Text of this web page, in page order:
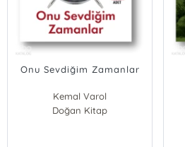
Onu Sevdiğim Zamanlar
Kemal Varol
Doğan Kitap